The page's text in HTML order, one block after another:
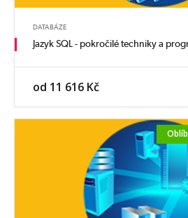
DATABÁZE
Jazyk SQL - pokročilé techniky a
od 11 616 Kč